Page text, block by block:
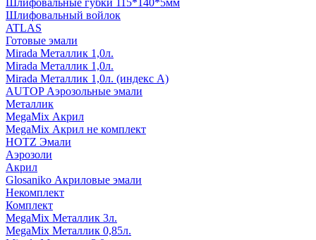
Шлифовальные губки 115*140*5мм
Шлифовальный войлок
ATLAS
Готовые эмали
Mirada Металлик 1,0л.
Mirada Металлик 1,0л.
Mirada Металлик 1,0л. (индекс А)
AUTOP Аэрозольные эмали
Металлик
MegaMix Акрил
MegaMix Акрил не комплект
HOTZ Эмали
Аэрозоли
Акрил
Glosaniko Акриловые эмали
Некомплект
Комплект
MegaMix Металлик 3л.
MegaMix Металлик 0,85л.